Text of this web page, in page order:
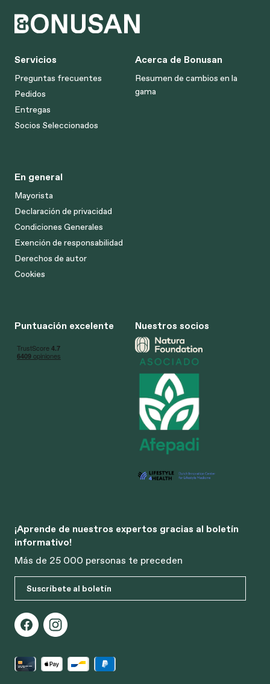
Servicios
Preguntas frecuentes
Pedidos
Entregas
Socios Seleccionados
Acerca de Bonusan
Resumen de cambios en la
gama
En general
Mayorista
Declaración de privacidad
Condiciones Generales
Exención de responsabilidad
Derechos de autor
Cookies
Puntuación excelente Nuestros socios
¡Aprende de nuestros expertos gracias al boletín
informativo!
Más de 25 000 personas te preceden
Suscríbete al boletín